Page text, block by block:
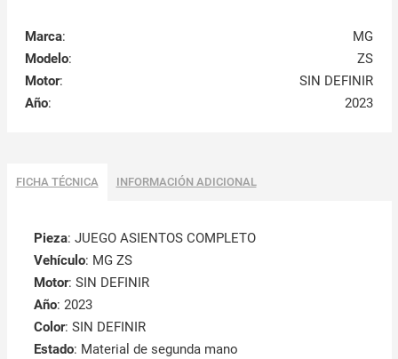
Marca:
MG
Modelo:
ZS
Motor:
SIN DEFINIR
Año: 2023
FICHA TÉCNICA INFORMACIÓN ADICIONAL
Pieza: JUEGO ASIENTOS COMPLETO
Vehículo: MG ZS
Motor: SIN DEFINIR
Año: 2023
Color: SIN DEFINIR
Estado: Material de segunda mano